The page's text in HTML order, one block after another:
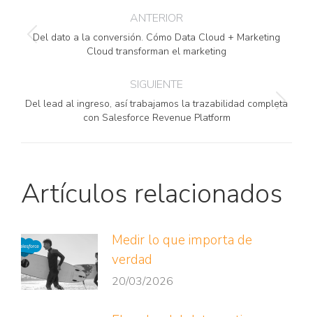
entre
publicaciones
ANTERIOR
Publicación
Del dato a la conversión. Cómo Data Cloud + Marketing
Cloud transforman el marketing
SIGUIENTE
Publicación
Del lead al ingreso, así trabajamos la trazabilidad completa
con Salesforce Revenue Platform
Artículos relacionados
Medir lo que importa de
verdad
20/03/2026